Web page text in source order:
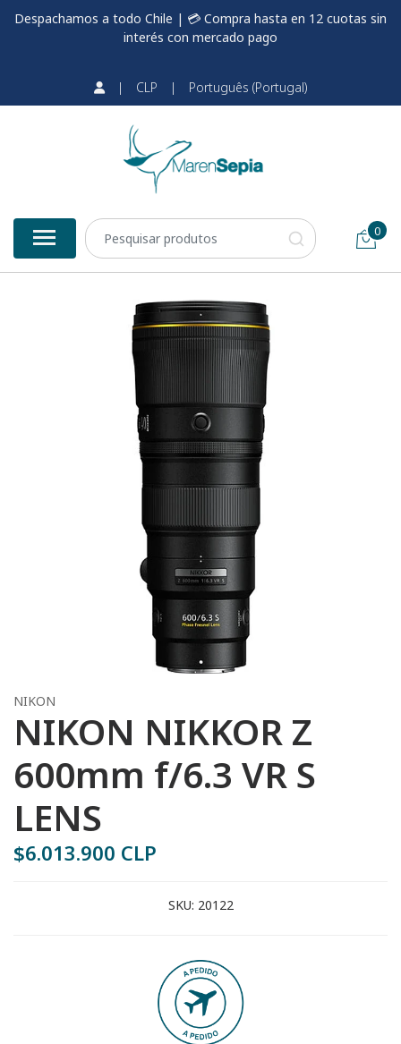
Despachamos a todo Chile | 💳 Compra hasta en 12 cuotas sin
interés con mercado pago
| CLP | Português (Portugal)
0
NIKON
NIKON NIKKOR Z
600mm f/6.3 VR S
LENS
$6.013.900 CLP
SKU: 20122